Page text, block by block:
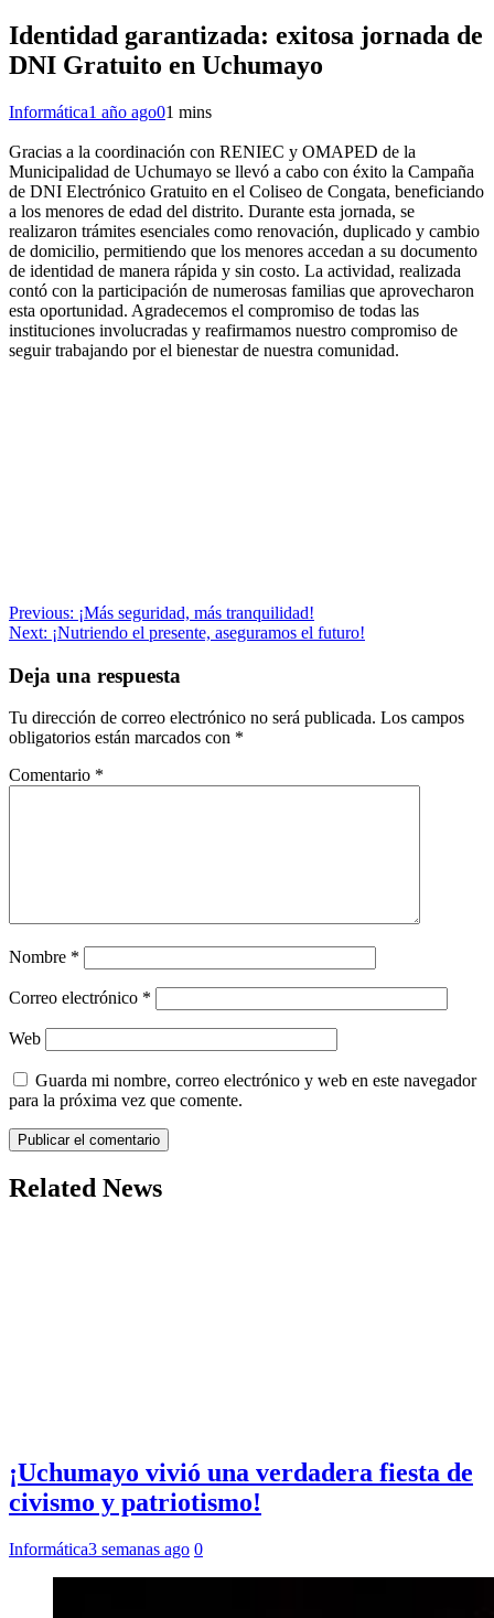
Identidad garantizada: exitosa jornada de
DNI Gratuito en Uchumayo
Informática1 año ago01 mins
Gracias a la coordinación con RENIEC y OMAPED de la
Municipalidad de Uchumayo se llevó a cabo con éxito la Campaña
de DNI Electrónico Gratuito en el Coliseo de Congata, beneficiando
a los menores de edad del distrito. Durante esta jornada, se
realizaron trámites esenciales como renovación, duplicado y cambio
de domicilio, permitiendo que los menores accedan a su documento
de identidad de manera rápida y sin costo. La actividad, realizada
contó con la participación de numerosas familias que aprovecharon
esta oportunidad. Agradecemos el compromiso de todas las
instituciones involucradas y reafirmamos nuestro compromiso de
seguir trabajando por el bienestar de nuestra comunidad.
Navegación
de
entradas
Previous: ¡Más seguridad, más tranquilidad!
Next: ¡Nutriendo el presente, aseguramos el futuro!
Deja una respuesta
Tu dirección de correo electrónico no será publicada. Los campos
obligatorios están marcados con *
Comentario *
Nombre *
Correo electrónico *
Web
Guarda mi nombre, correo electrónico y web en este navegador
para la próxima vez que comente.
Related News
¡Uchumayo vivió una verdadera fiesta de
civismo y patriotismo!
Informática3 semanas ago 0